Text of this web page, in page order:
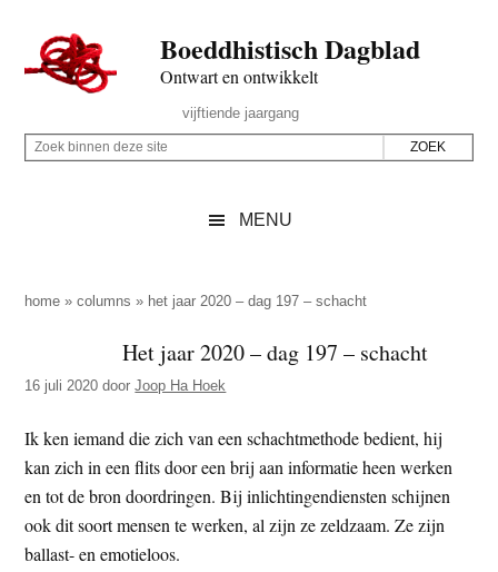
naar
de
inhoud
secondary
naar
de
sidebar
naar
de
Boeddhistisch Dagblad
Ontwart en ontwikkelt
Rechts
vijftiende jaargang
Z
p
z
e
s
i
t
e
Z
i
e
d
e
z
e
s
MENU
home »columns » het jaar 2020 – dag 197 – schacht
Het jaar 2020 – dag 197 – schacht
16 juli 2020 doorJoop Ha Hoek
Ik ken iemand die zich van een schachtmethode bedient, hij
kan zich in een flits door een brij aan informatie heen werken
en tot de bron doordringen. Bij inlichtingendiensten schijnen
ook dit soort mensen te werken, al zijn ze zeldzaam. Ze zijn
ballast- en emotieloos.